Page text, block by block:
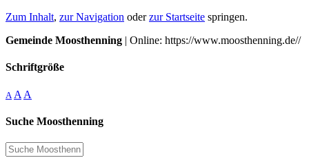
Zum Inhalt, zur Navigation oderzur Startseite springen.
Gemeinde Moosthenning | Online: https://www.moosthenning.de//
Schriftgröße
A A A
Suche Moosthenning